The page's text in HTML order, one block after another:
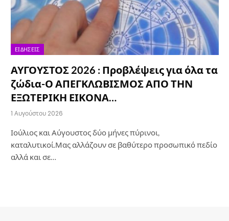
ΕΙΔΉΣΕΙΣ
ΑΥΓΟΥΣΤΟΣ 2026 : Προβλέψεις για όλα τα
ζώδια-Ο ΑΠΕΓΚΛΩΒΙΣΜΟΣ ΑΠΟ ΤΗΝ
ΕΞΩΤΕΡΙΚΗ ΕΙΚΟΝΑ…
1 Αυγούστου 2026
Ιούλιος και Αύγουστος δύο μήνες πύρινοι,
καταλυτικοί.Μας αλλάζουν σε βαθύτερο προσωπικό πεδίο
αλλά και σε…